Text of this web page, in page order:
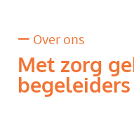
Over ons
Met zorg
begeleiders